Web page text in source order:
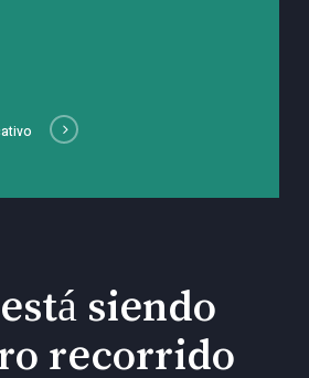
siendo
recorrido